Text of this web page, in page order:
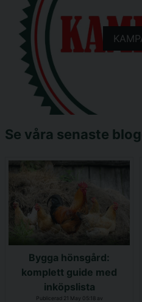
Se våra senaste
Bygga hönsgård:
komplett guide med
inköpslista
Publicerad 21 May 05:18 av